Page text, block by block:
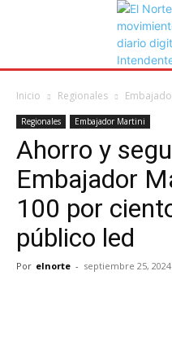
Inicio Regionales
Regionales Embajador Martini
Ahorro y
Embajador
100 por
público led
Por elnorte - septiembre 25, 2024